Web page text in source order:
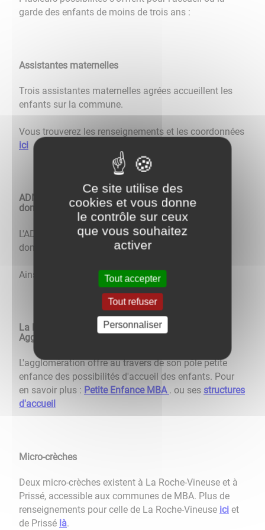
garde des enfants de moins de trois ans :
Assistantes maternelles
Trois assistantes maternelles agrées accueillent les
enfants sur la commune.
Vous trouverez les renseignements et les coordonnées
ici
ADMR (Aide à Domicile en Milieu Rural) - Garde à
domicile
L'ADMR propose des solutions de garde d'enfants à
domicile ou de halte garderie, à retrouver
Ainsi que des témoignages de parents
La Petite Enfance Mâconnais Beaujolais
Agglomération
L'agglomération offre au travers de son pôle petite
enfance des possibilités d'accueil des enfants. Pour
en savoir plus : Petite Enfance MBA . ou ses structures
d'accueil
Micro-crèches
Deux micro-crèches existent à La Roche-Vineuse et à
Prissé, accessible aux communes de MBA. Plus de
renseignements pour celle de La Roche-Vineuse ici et
de Prissé là.
Ce site utilise des
cookies et vous donne
le contrôle sur ceux
que vous souhaitez
activer
Tout accepter
Tout refuser
Personnaliser